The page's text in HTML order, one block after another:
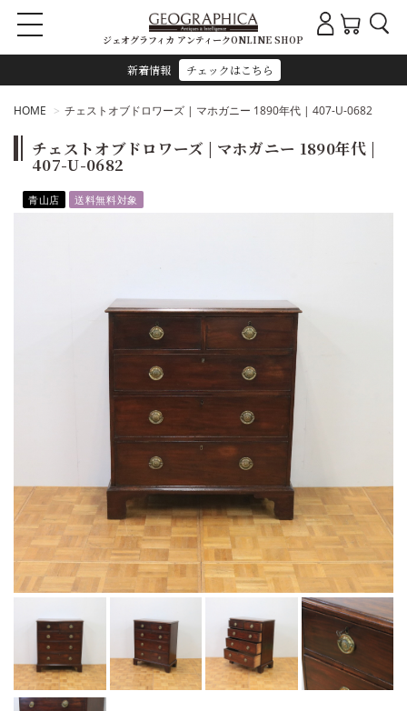
新着情報 チェックはこちら
ジェオグラフィカ アンティークONLINE SHOP
HOME チェストオブドロワーズ | マホガニー 1890年代 | 407-U-0682
チェストオブドロワーズ | マホガニー 1890年代 |
407-U-0682
青山店 送料無料対象